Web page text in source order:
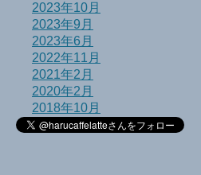
2023年10月
2023年9月
2023年6月
2022年11月
2021年2月
2020年2月
2018年10月